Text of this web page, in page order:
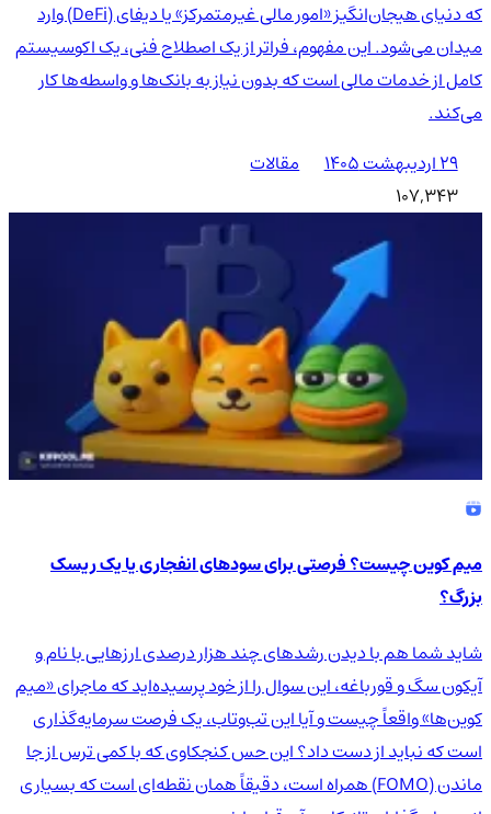
که دنیای هیجان‌انگیز «امور مالی غیرمتمرکز» یا دیفای (DeFi) وارد
میدان می‌شود. این مفهوم، فراتر از یک اصطلاح فنی، یک اکوسیستم
کامل از خدمات مالی است که بدون نیاز به بانک‌ها و واسطه‌ها کار
می‌کند.
۲۹ اردیبهشت ۱۴۰۵
مقالات
107,343
میم کوین چیست؟ فرصتی برای سودهای انفجاری یا یک ریسک
بزرگ؟
شاید شما هم با دیدن رشدهای چند هزار درصدی ارزهایی با نام و
آیکون سگ و قورباغه، این سوال را از خود پرسیده‌اید که ماجرای «میم
کوین‌ها» واقعاً چیست و آیا این تب‌وتاب، یک فرصت سرمایه‌گذاری
است که نباید از دست داد؟ این حس کنجکاوی که با کمی ترس از جا
ماندن (FOMO) همراه است، دقیقاً همان نقطه‌ای است که بسیاری